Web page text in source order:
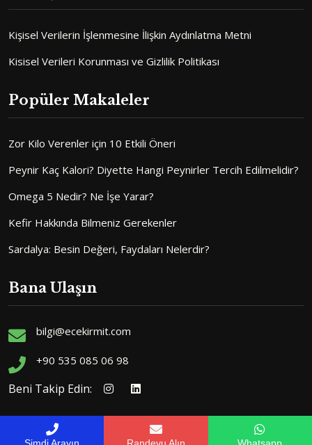
Kişisel Verilerin İşlenmesine İlişkin Aydınlatma Metni
Kisisel Verileri Korunması ve Gizlilik Politikası
Popüler Makaleler
Zor Kilo Verenler için 10 Etkili Öneri
Peynir Kaç Kalori? Diyette Hangi Peynirler Tercih Edilmelidir?
Omega 5 Nedir? Ne İşe Yarar?
Kefir Hakkında Bilmeniz Gerekenler
Sardalya: Besin Değeri, Faydaları Nelerdir?
Bana Ulaşın
bilgi@ecekirmit.com
+90 535 085 06 98
Beni Takip Edin: